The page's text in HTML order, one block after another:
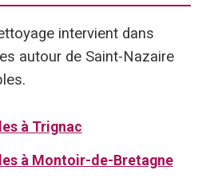
intervient dans
autour de Saint-Nazaire
à Trignac
à Montoir-de-Bretagne